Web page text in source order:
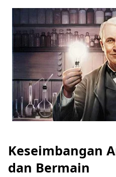
Keseimbangan
dan Bermain